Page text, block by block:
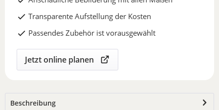
Transparente Aufstellung der Kosten
Passendes Zubehör ist vorausgewählt
Jetzt online planen
Beschreibung